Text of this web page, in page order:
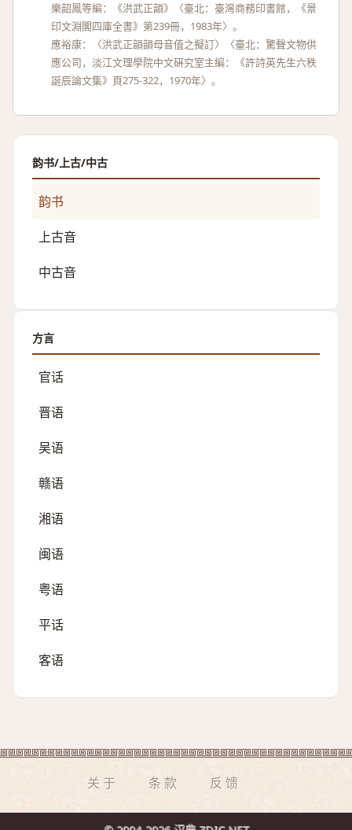
樂韶鳳等編：《洪武正韻》〈臺北：臺灣商務印書館，《景
印文淵閣四庫全書》第239冊，1983年〉。
應裕康：〈洪武正韻韻母音值之擬訂〉〈臺北：驚聲文物供
應公司，淡江文理學院中文硏究室主編：《許詩英先生六秩
誕辰論文集》頁275-322，1970年〉。
韵书/上古/中古
韵书
上古音
中古音
方言
官话
晋语
吴语
赣语
湘语
闽语
粤语
平话
客语
关于 条款 反馈